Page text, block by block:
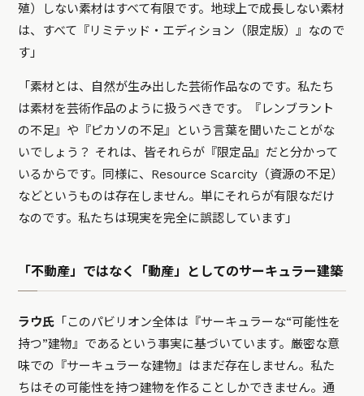
殖）しない素材はすべて有限です。地球上で成長しない素材
は、すべて『リミテッド・エディション（限定版）』なので
す」
「素材とは、自然が生み出した芸術作品なのです。私たち
は素材を芸術作品のように扱うべきです。『レンブラント
の不足』や『ピカソの不足』という言葉を聞いたことがな
いでしょう？ それは、皆それらが『限定品』だと分かって
いるからです。同様に、Resource Scarcity（資源の不足）
などというものは存在しません。単にそれらが有限なだけ
なのです。私たちは現実を完全に誤認しています」
「不動産」ではなく「動産」としてのサーキュラー建築
ラウ氏 「このパビリオン全体は『サーキュラーな“可能性を
持つ”建物』であるという事実に基づいています。厳密な意
味での『サーキュラーな建物』はまだ存在しません。私た
ちはその可能性を持つ建物を作ることしかできません。通